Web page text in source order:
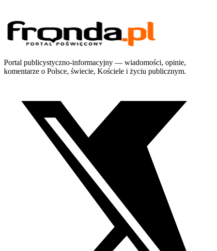
Portal publicystyczno-informacyjny — wiadomości, opinie,
komentarze o Polsce, świecie, Kościele i życiu publicznym.